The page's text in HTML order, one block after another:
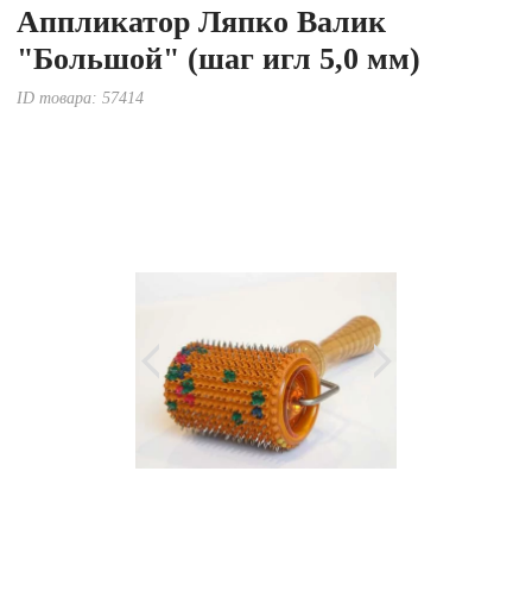
Аппликатор Ляпко Валик
"Большой" (шаг игл 5,0 мм)
ID товара:57414